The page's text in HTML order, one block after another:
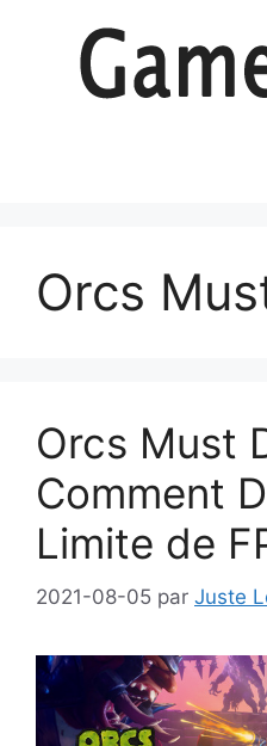
Orcs
Orcs Must
Comment
Limite de
2021-08-05 par Juste